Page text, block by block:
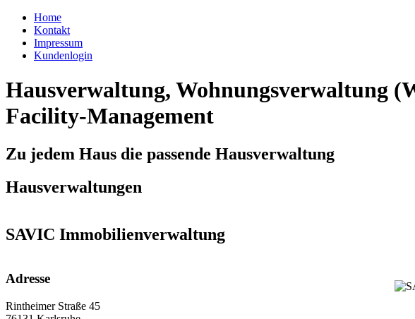
Home
Kontakt
Impressum
Kundenlogin
Hausverwaltung, Wohnungsverwaltung
Facility-Management
Zu jedem Haus die passende Hausverwaltung
Hausverwaltungen
SAVIC Immobilienverwaltung
Adresse
Rintheimer Straße 45